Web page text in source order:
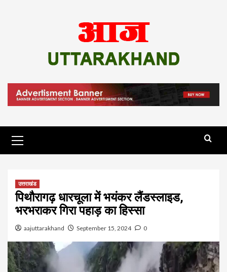
Menu
उत्तराखंड
पिथौरागढ़ धारचूला में भयंकर लैंडस्लाइड,
भरभराकर गिरा पहाड़ का हिस्सा
aajuttarakhand September 15, 2024 0